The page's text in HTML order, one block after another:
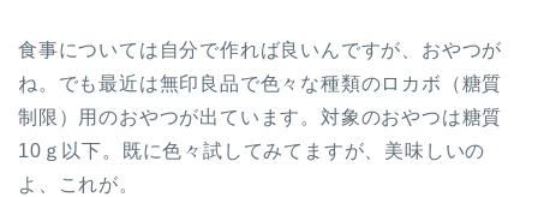
食事については自分で作れば良いんですが、おやつが
ね。でも最近は無印良品で色々な種類のロカボ（糖質
制限）用のおやつが出ています。対象のおやつは糖質
10ｇ以下。既に色々試してみてますが、美味しいの
よ、これが。